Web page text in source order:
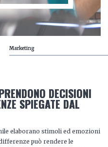
Marketing
DECISIONI
SPIEGATE DAL
elaborano stimoli ed emozioni
può rendere le